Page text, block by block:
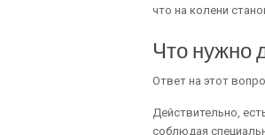
что на колени
Что нужно
Ответ на этот
Действительно,
соблюдая